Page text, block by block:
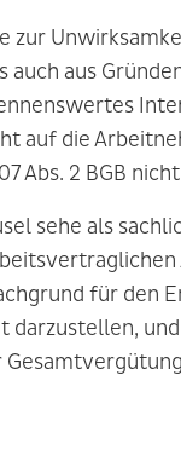
zur
auch aus
auf die
Abs. 2 BGB
sehe als
für den
darzustellen,